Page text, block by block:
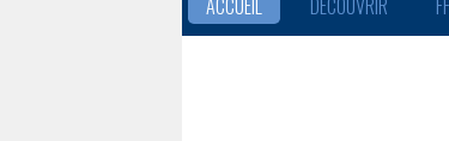
ACCUEIL DÉCOUVRIR